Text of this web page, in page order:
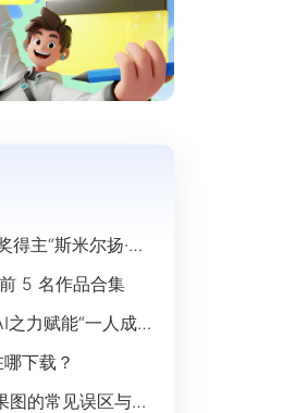
主“斯米尔扬·拉
5 名作品合集
之力赋能“一人成
下载？
图的常见误区与规